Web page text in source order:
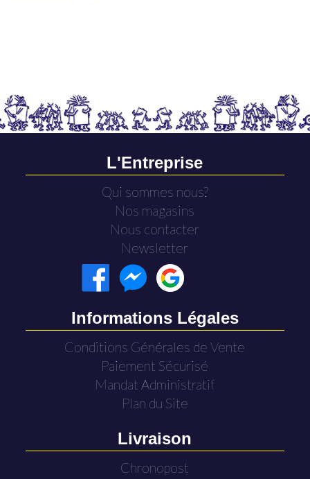
L'Entreprise
Qui sommes nous?
Nos magasins
Nous contacter
Newsletter
Informations Légales
Conditions Générales de Vente
Paiement Sécurisé
Mandat Administratif
Plan du Site
Livraison
Chronopost